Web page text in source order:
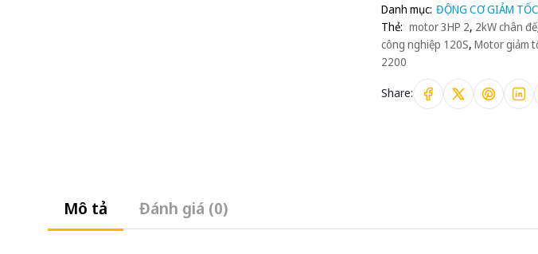
Danh mục: ĐỘNG CƠ GIẢM TỐC
Thẻ: motor 3HP 2, 2kW chân đế
công nghiệp 120S, Motor giảm
2200
Share:
Mô tả Đánh giá (0)